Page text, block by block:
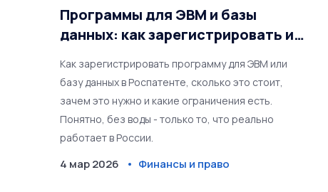
Программы для ЭВМ и базы
данных: как зарегистрировать и
Как зарегистрировать программу для ЭВМ или
базу данных в Роспатенте, сколько это стоит,
зачем это нужно и какие ограничения есть.
Понятно, без воды - только то, что реально
работает в России.
4 мар 2026 Финансы и право